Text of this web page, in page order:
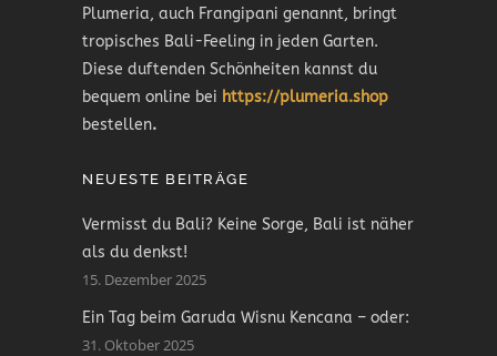
Plumeria, auch Frangipani genannt, bringt
tropisches Bali-Feeling in jeden Garten.
Diese duftenden Schönheiten kannst du
bequem online bei https://plumeria.shop
bestellen.
NEUESTE BEITRÄGE
Vermisst du Bali? Keine Sorge, Bali ist näher
als du denkst!
15. Dezember 2025
Ein Tag beim Garuda Wisnu Kencana – oder:
31. Oktober 2025